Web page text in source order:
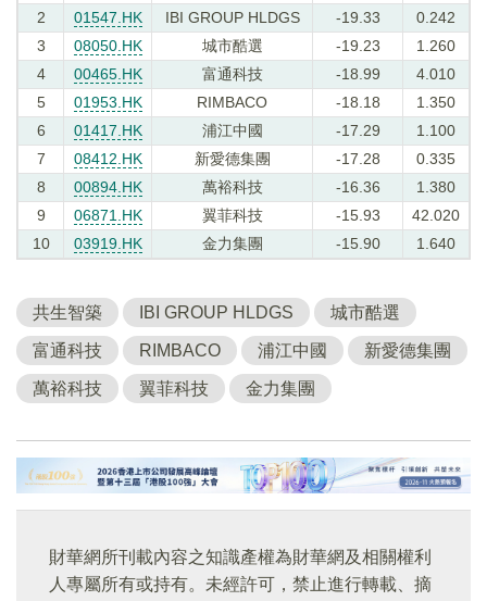
2
01547.HK IBI GROUP HLDGS -19.33
0.242
3
08050.HK 城市酷選 -19.23
1.260
4
00465.HK 富通科技 -18.99
4.010
5
01953.HK RIMBACO -18.18
1.350
6
01417.HK 浦江中國 -17.29
1.100
7
08412.HK 新愛德集團 -17.28
0.335
8
00894.HK 萬裕科技 -16.36
1.380
9
06871.HK 翼菲科技 -15.93
42.020
10
03919.HK 金力集團 -15.90 1.640
共生智築 IBI GROUP HLDGS 城市酷選
富通科技 RIMBACO 浦江中國 新愛德集團
萬裕科技 翼菲科技 金力集團
財華網所刊載內容之知識產權為財華網及相關權利
人專屬所有或持有。未經許可，禁止進行轉載、摘